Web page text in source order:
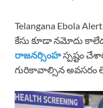
Telangana Ebola
కేసు కూడా నమోదు
రాజనర్సింహస్పష్టం
గురికావాల్సిన